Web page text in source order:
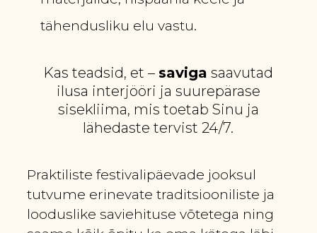
tähendusliku elu vastu.
Kas teadsid, et – saviga saavutad
ilusa interjööri ja suurepärase
sisekliima, mis toetab Sinu ja
lähedaste tervist 24/7.
Praktiliste festivalipäevade jooksul
tutvume erinevate traditsiooniliste ja
looduslike saviehituse võtetega ning